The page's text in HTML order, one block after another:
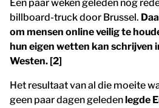
Een paar weken geleden nog
billboard-truck door Brussel.
om mensen online veilig te
hun eigen wetten kan schrijven
Westen. [2]
Het resultaat van al die moeite
geen paar dagen geledenlegde